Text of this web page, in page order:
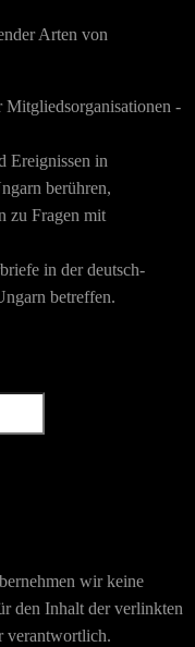
Arten von
Mitgliedsorganisationen -
Ereignissen in
berühren,
zu Fragen mit
in der deutsch-
betreffen.
wir keine
den Inhalt der verlinkten
verantwortlich.